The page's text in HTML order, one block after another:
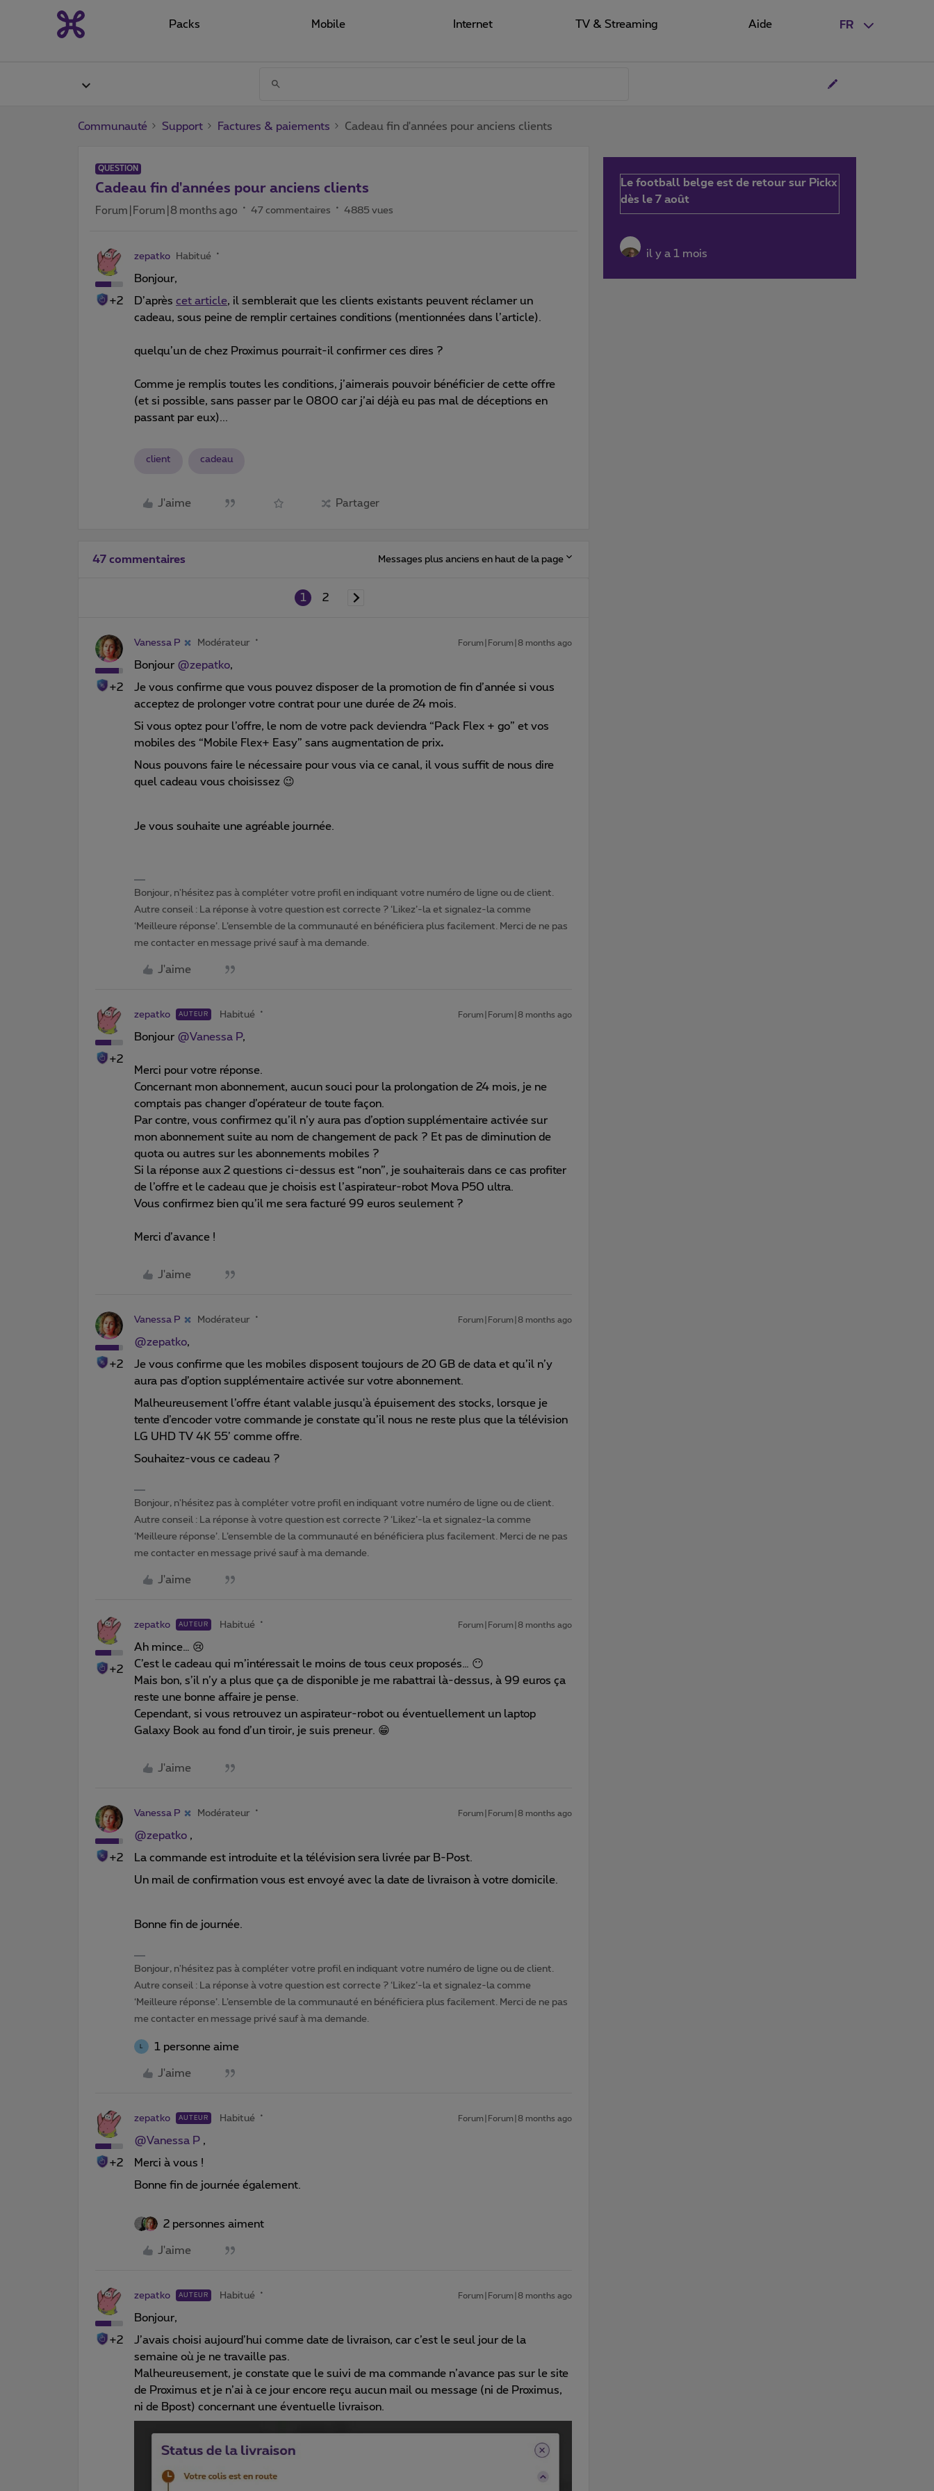
FR
Packs Mobile Internet TV & Streaming Aide
Communauté Support Factures & paiements Cadeau fin d'années pour anciens clients
QUESTION
Cadeau fin d'années pour anciens clients
Forum|Forum|8 months ago 47 commentaires 4885 vues
+2
zepatko Habitué
Bonjour,
D’après cet article, il semblerait que les clients existants peuvent réclamer un
cadeau, sous peine de remplir certaines conditions (mentionnées dans l’article).
quelqu’un de chez Proximus pourrait-il confirmer ces dires ?
Comme je remplis toutes les conditions, j’aimerais pouvoir bénéficier de cette offre
(et si possible, sans passer par le 0800 car j’ai déjà eu pas mal de déceptions en
passant par eux)...
client cadeau
J'aime Partager
47 commentaires Messages plus anciens en haut de la page
1 2
+2
Vanessa P Modérateur Forum|Forum|8 months ago
Bonjour ​ @zepatko,
Je vous confirme que vous pouvez disposer de la promotion de fin d’année si vous
acceptez de prolonger votre contrat pour une durée de 24 mois.
Si vous optez pour l’offre, le nom de votre pack deviendra “Pack Flex + go” et vos
mobiles des “Mobile Flex+ Easy” sans augmentation de prix.
Nous pouvons faire le nécessaire pour vous via ce canal, il vous suffit de nous dire
quel cadeau vous choisissez 😉
Je vous souhaite une agréable journée.
Bonjour, n'hésitez pas à compléter votre profil en indiquant votre numéro de ligne ou de client.
Autre conseil : La réponse à votre question est correcte ? ‘Likez’-la et signalez-la comme
‘Meilleure réponse’. L’ensemble de la communauté en bénéficiera plus facilement. Merci de ne pas
me contacter en message privé sauf à ma demande.
J'aime
+2
zepatko AUTEUR Habitué Forum|Forum|8 months ago
Bonjour ​ @Vanessa P,
Merci pour votre réponse.
Concernant mon abonnement, aucun souci pour la prolongation de 24 mois, je ne
comptais pas changer d’opérateur de toute façon.
Par contre, vous confirmez qu’il n’y aura pas d’option supplémentaire activée sur
mon abonnement suite au nom de changement de pack ? Et pas de diminution de
quota ou autres sur les abonnements mobiles ?
Si la réponse aux 2 questions ci-dessus est “non”, je souhaiterais dans ce cas profiter
de l’offre et le cadeau que je choisis est l’aspirateur-robot Mova P50 ultra.
Vous confirmez bien qu’il me sera facturé 99 euros seulement ?
Merci d’avance !
J'aime
+2
Vanessa P Modérateur Forum|Forum|8 months ago
@zepatko,
Je vous confirme que les mobiles disposent toujours de 20 GB de data et qu’il n’y
aura pas d’option supplémentaire activée sur votre abonnement.
Malheureusement l’offre étant valable jusqu'à épuisement des stocks, lorsque je
tente d’encoder votre commande je constate qu’il nous ne reste plus que la télévision
LG UHD TV 4K 55’ comme offre.
Souhaitez-vous ce cadeau ?
Bonjour, n'hésitez pas à compléter votre profil en indiquant votre numéro de ligne ou de client.
Autre conseil : La réponse à votre question est correcte ? ‘Likez’-la et signalez-la comme
‘Meilleure réponse’. L’ensemble de la communauté en bénéficiera plus facilement. Merci de ne pas
me contacter en message privé sauf à ma demande.
J'aime
+2
zepatko AUTEUR Habitué Forum|Forum|8 months ago
Ah mince… 😢
C’est le cadeau qui m’intéressait le moins de tous ceux proposés… 😶
Mais bon, s’il n’y a plus que ça de disponible je me rabattrai là-dessus, à 99 euros ça
reste une bonne affaire je pense.
Cependant, si vous retrouvez un aspirateur-robot ou éventuellement un laptop
Galaxy Book au fond d’un tiroir, je suis preneur. 😁
J'aime
+2
Vanessa P Modérateur Forum|Forum|8 months ago
@zepatko ,
La commande est introduite et la télévision sera livrée par B-Post.
Un mail de confirmation vous est envoyé avec la date de livraison à votre domicile.
Bonne fin de journée.
Bonjour, n'hésitez pas à compléter votre profil en indiquant votre numéro de ligne ou de client.
Autre conseil : La réponse à votre question est correcte ? ‘Likez’-la et signalez-la comme
‘Meilleure réponse’. L’ensemble de la communauté en bénéficiera plus facilement. Merci de ne pas
me contacter en message privé sauf à ma demande.
1 personne aime
J'aime
+2
zepatko AUTEUR Habitué Forum|Forum|8 months ago
@Vanessa P ,
Merci à vous !
Bonne fin de journée également.
2 personnes aiment
J'aime
+2
zepatko AUTEUR Habitué Forum|Forum|8 months ago
Bonjour,
J’avais choisi aujourd’hui comme date de livraison, car c’est le seul jour de la
semaine où je ne travaille pas.
Malheureusement, je constate que le suivi de ma commande n’avance pas sur le site
de Proximus et je n’ai à ce jour encore reçu aucun mail ou message (ni de Proximus,
ni de Bpost) concernant une éventuelle livraison.
Le football belge est de retour sur Pickx
dès le 7 août
il y a 1 mois